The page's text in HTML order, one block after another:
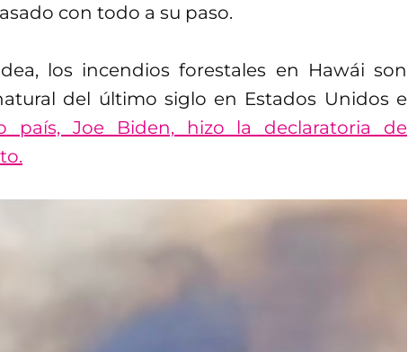
con todo a su paso.
los incendios forestales en Hawái son
del último siglo en Estados Unidos e
país, Joe Biden, hizo la declaratoria de